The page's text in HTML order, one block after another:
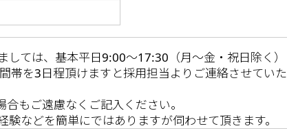
しては、基本平日9:00～17:30（月～金・祝日除く）
帯を3日程頂けますと採用担当よりご連絡させていた
もご遠慮なくご記入ください。
験などを簡単にではありますが伺わせて頂きます。